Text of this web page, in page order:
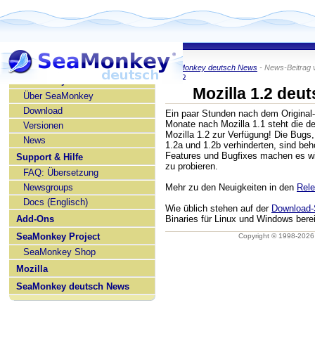
SeaMonkey deutsch
Über SeaMonkey
Download
Versionen
News
Support & Hilfe
FAQ: Übersetzung
Newsgroups
Docs (Englisch)
Add-Ons
SeaMonkey Project
SeaMonkey Shop
Mozilla
SeaMonkey deutsch News
SeaMonkey deutsch News - News-Beitrag
KaiRo
Mozilla 1.2
Ein paar Stunden nach dem
Monate nach Mozilla 1.1 steht die
Mozilla 1.2 zur Verfügung! Die
1.2a und 1.2b verhinderten, sind
Features und Bugfixes machen es
zu probieren.
Mehr zu den Neuigkeiten in den
Wie üblich stehen auf der
Binaries für Linux und Windows
Copyright © 1998-